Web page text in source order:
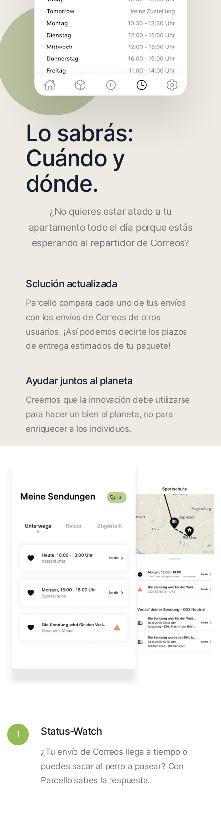
Lo sabrás:
Cuándo y
dónde.
¿No quieres estar atado a tu
apartamento todo el día porque estás
esperando al repartidor de Correos?
Solución actualizada
Parcello compara cada uno de tus envíos
con los envíos de Correos de otros
usuarios. ¡Así podemos decirte los plazos
de entrega estimados de tu paquete!
Ayudar juntos al planeta
Creemos que la innovación debe utilizarse
para hacer un bien al planeta, no para
enriquecer a los individuos.
1 Status-Watch
¿Tu envío de Correos llega a tiempo o
puedes sacar al perro a pasear? Con
Parcello sabes la respuesta.